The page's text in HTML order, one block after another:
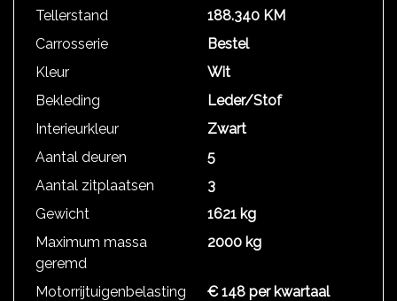
Tellerstand
188.340 KM
Carrosserie
Bestel
Kleur
Wit
Bekleding
Leder/Stof
Interieurkleur
Zwart
Aantal deuren
5
Aantal zitplaatsen
3
Gewicht
1621 kg
Maximum massa
geremd
2000 kg
Motorrijtuigenbelasting
€ 148 per kwartaal